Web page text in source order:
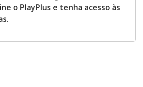
o PlayPlus e tenha acesso às